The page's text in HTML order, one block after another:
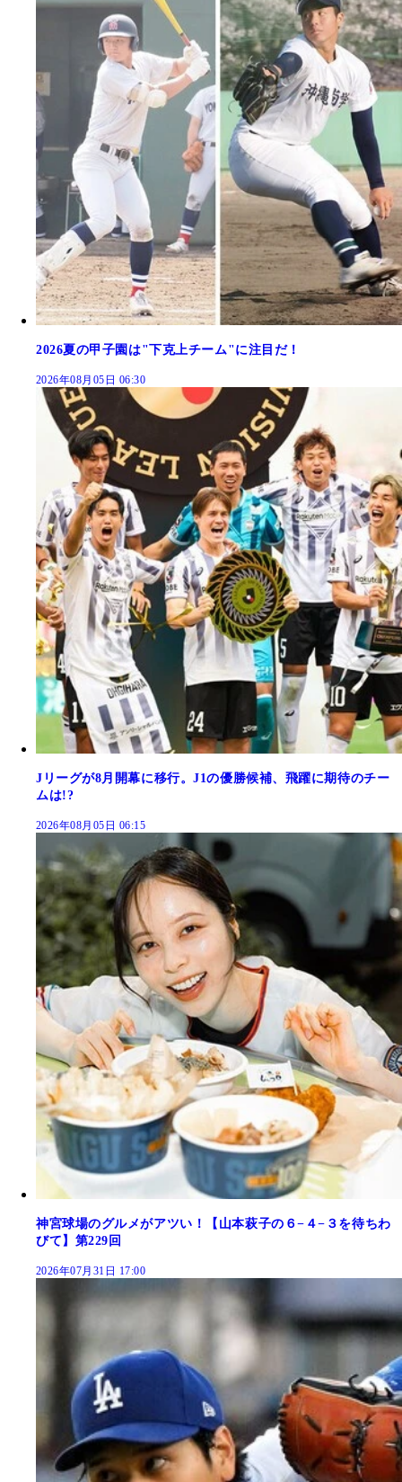
2026夏の甲子園は"下克上チーム"に注目だ！
2026年08月05日 06:30
Jリーグが8月開幕に移行。J1の優勝候補、飛躍に期待のチー
ムは!?
2026年08月05日 06:15
神宮球場のグルメがアツい！【山本萩子の６−４−３を待ちわ
びて】第229回
2026年07月31日 17:00